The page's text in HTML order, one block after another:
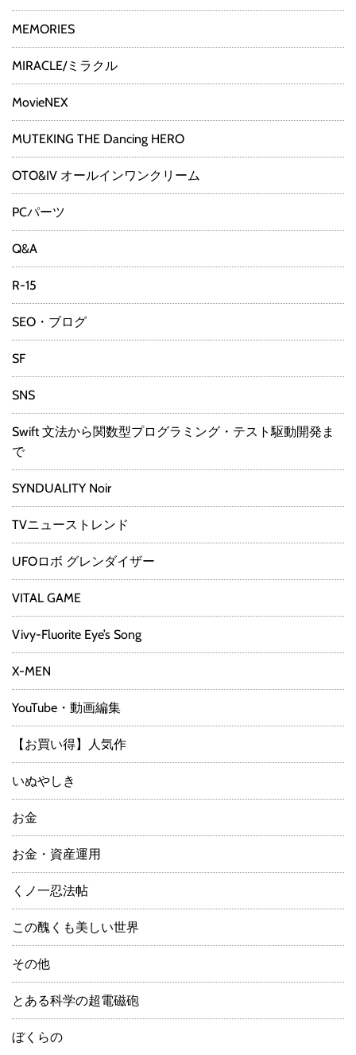
MEMORIES
MIRACLE/ミラクル
MovieNEX
MUTEKING THE Dancing HERO
OTO&IV オールインワンクリーム
PCパーツ
Q&A
R-15
SEO・ブログ
SF
SNS
Swift 文法から関数型プログラミング・テスト駆動開発ま
で
SYNDUALITY Noir
TVニューストレンド
UFOロボ グレンダイザー
VITAL GAME
Vivy-Fluorite Eye’s Song
X-MEN
YouTube・動画編集
【お買い得】人気作
いぬやしき
お金
お金・資産運用
くノ一忍法帖
この醜くも美しい世界
その他
とある科学の超電磁砲
ぼくらの